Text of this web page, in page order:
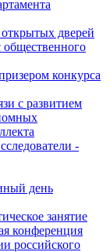
открытых дверей
общественного
конкурса
с развитием
-
день
занятие
конференция
российского